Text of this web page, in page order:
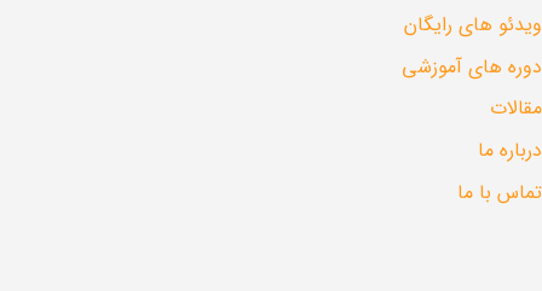
ویدئو های رایگان
دوره های آموزشی
مقالات
درباره ما
تماس با ما